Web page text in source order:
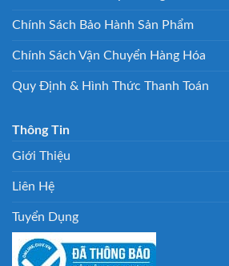
Chính Sách Bảo Hành Sản Phẩm
Chính Sách Vận Chuyển Hàng Hóa
Quy Định & Hình Thức Thanh Toán
Thông Tin
Giới Thiệu
Liên Hệ
Tuyển Dụng